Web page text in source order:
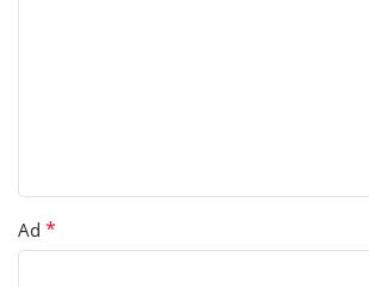
Ad *